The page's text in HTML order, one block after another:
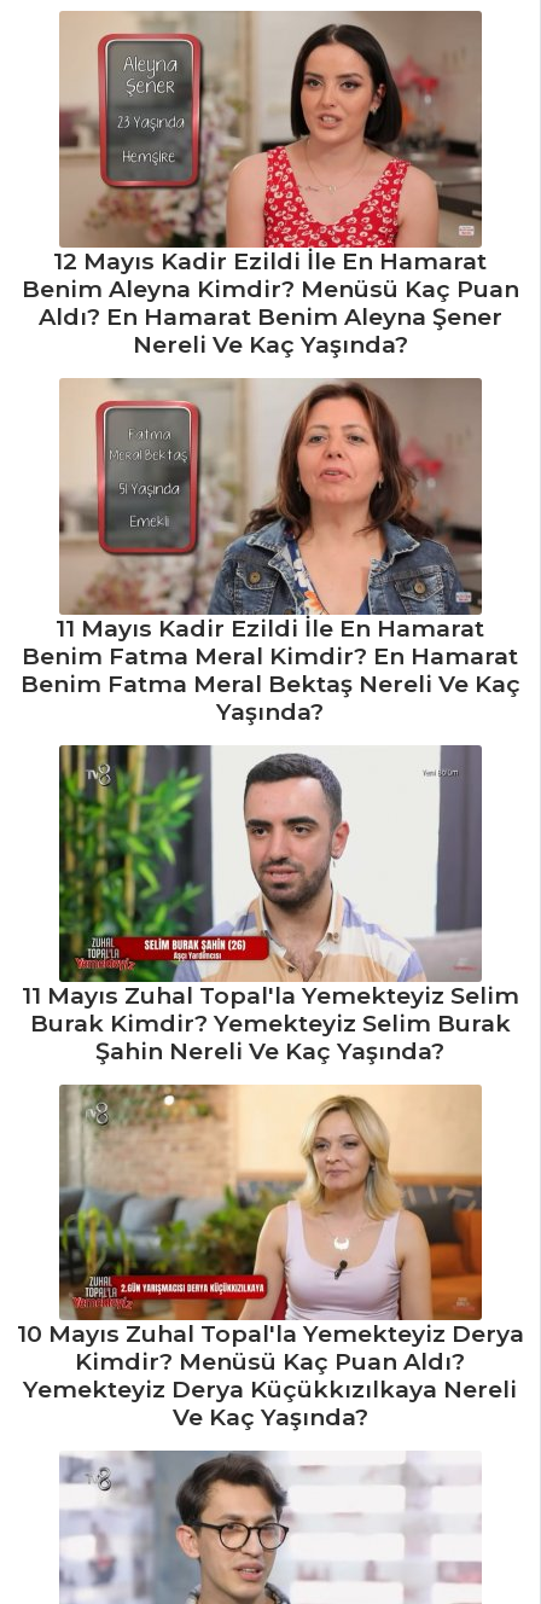
Sardalya
Hamsi Sarma
Lime Aromalı Ve
Patatesli Ton Balığı
Balık Yemekleri
Tüm Tarifleri
SALATALAR
Bulgur Salatası
Ekmekli Ve
Domatesli Soğan
Salatası
Semizotlu Yeşil
Mercimek Salatası
Salatalar Tüm
Tarifleri
12 Mayıs Kadir Ezildi İle En Hamarat
Benim Aleyna Kimdir? Menüsü Kaç Puan
Aldı? En Hamarat Benim Aleyna Şener
Nereli Ve Kaç Yaşında?
11 Mayıs Kadir Ezildi İle En Hamarat
Benim Fatma Meral Kimdir? En Hamarat
Benim Fatma Meral Bektaş Nereli Ve Kaç
Yaşında?
11 Mayıs Zuhal Topal'la Yemekteyiz Selim
Burak Kimdir? Yemekteyiz Selim Burak
Şahin Nereli Ve Kaç Yaşında?
10 Mayıs Zuhal Topal'la Yemekteyiz Derya
Kimdir? Menüsü Kaç Puan Aldı?
Yemekteyiz Derya Küçükkızılkaya Nereli
Ve Kaç Yaşında?